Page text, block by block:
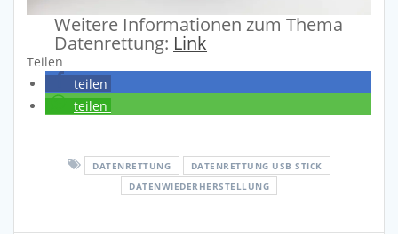
Weitere Informationen zum Thema
Datenrettung: Link
Teilen
teilen
teilen
DATENRETTUNG
DATENRETTUNG USB STICK
DATENWIEDERHERSTELLUNG